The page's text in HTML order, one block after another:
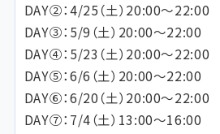
DAY②：4/25（土）20:00～22:00
DAY③：5/9（土）20:00～22:00
DAY④：5/23（土）20:00～22:00
DAY⑤：6/6（土）20:00～22:00
DAY⑥：6/20（土）20:00～22:00
DAY⑦：7/4（土）13:00～16:00